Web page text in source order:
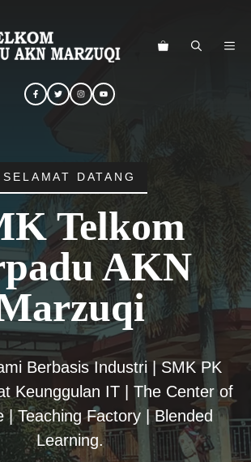
SELAMAT DATANG
Telkom
AKN
Berbasis Industri | SMK PK
Keunggulan IT | The Center of
| Teaching Factory | Blended
Learning.